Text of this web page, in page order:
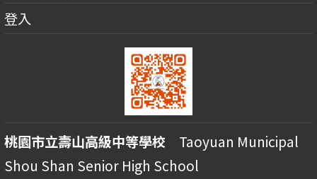
登入
桃園市立壽山高級中等學校 Taoyuan Municipal
Shou Shan Senior High School